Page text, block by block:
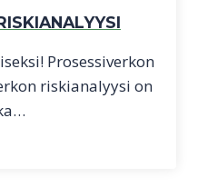
Prosessiverkon
riskianalyysi on